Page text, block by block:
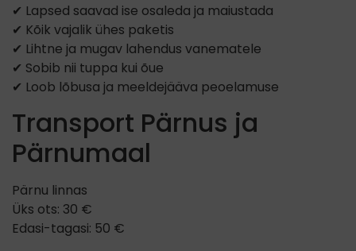
✔ Lapsed saavad ise osaleda ja maiustada
✔ Kõik vajalik ühes paketis
✔ Lihtne ja mugav lahendus vanematele
✔ Sobib nii tuppa kui õue
✔ Loob lõbusa ja meeldejääva peoelamuse
Transport Pärnus ja
Pärnumaal
Pärnu linnas
Üks ots: 30 €
Edasi-tagasi: 50 €